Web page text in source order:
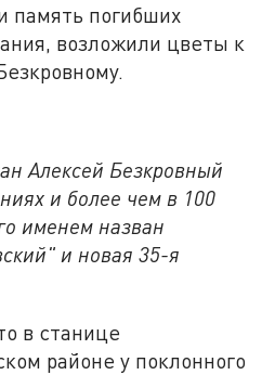
память погибших
возложили цветы к
Алексей Безкровный
и более чем в 100
именем назван
и новая 35-я
в станице
районе у поклонного